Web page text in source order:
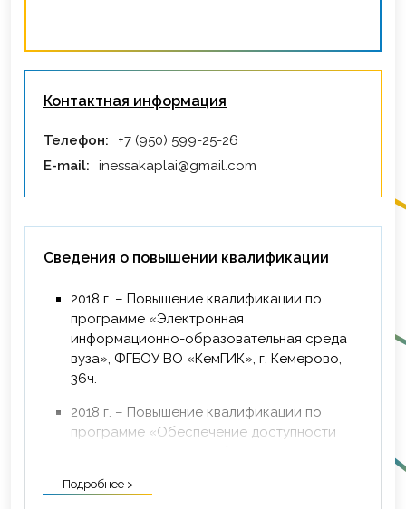
Контактная информация
Телефон:
+7 (950) 599-25-26
E-mail:
inessakaplai@gmail.com
Сведения о повышении квалификации
2018 г. – Повышение квалификации по
программе «Электронная
информационно-образовательная среда
вуза», ФГБОУ ВО «КемГИК», г. Кемерово,
36ч.
2018 г. – Повышение квалификации по
программе «Обеспечение доступности
«КемГИК», г. Кемерово, 72 ч.
Подробнее >